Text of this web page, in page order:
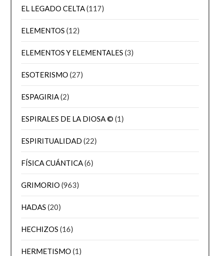
EL LEGADO CELTA(117)
ELEMENTOS (12)
ELEMENTOS Y ELEMENTALES (3)
ESOTERISMO (27)
ESPAGIRIA(2)
ESPIRALES DE LA DIOSA © (1)
ESPIRITUALIDAD (22)
FÍSICA CUÁNTICA(6)
GRIMORIO (963)
HADAS (20)
HECHIZOS (16)
HERMETISMO (1)